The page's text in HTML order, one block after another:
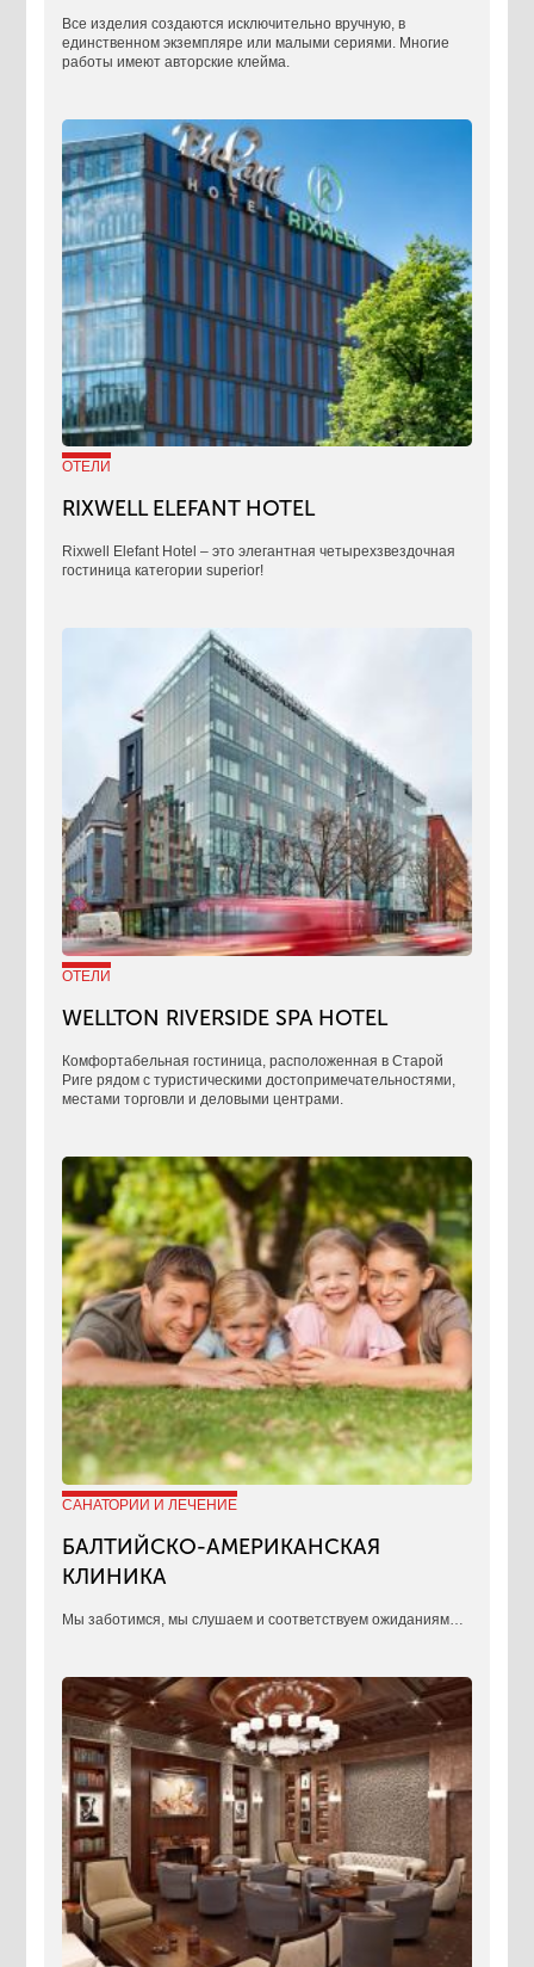
Все изделия создаются исключительно вручную, в
единственном экземпляре или малыми сериями. Многие
работы имеют авторские клейма.
ОТЕЛИ
RIXWELL ELEFANT HOTEL
Rixwell Elefant Hotel ‒ это элегантная четырехзвездочная
гостиница категории superior!
ОТЕЛИ
WELLTON RIVERSIDE SPA HOTEL
Комфортабельная гостиница, расположенная в Старой
Риге рядом с туристическими достопримечательностями,
местами торговли и деловыми центрами.
САНАТОРИИ И ЛЕЧЕНИЕ
БАЛТИЙСКО-АМЕРИКАНСКАЯ
КЛИНИКА
​Мы заботимся, мы слушаем и соответствуем ожиданиям…